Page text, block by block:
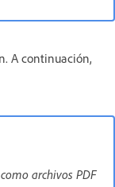
A continuación,
archivos PDF